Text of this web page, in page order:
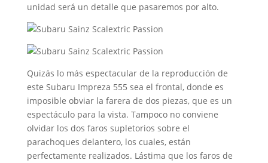
unidad será un detalle que pasaremos por alto.
Quizás lo más espectacular de la reproducción de
este Subaru Impreza 555 sea el frontal, donde es
imposible obviar la farera de dos piezas, que es un
espectáculo para la vista. Tampoco no conviene
olvidar los dos faros supletorios sobre el
parachoques delantero, los cuales, están
perfectamente realizados. Lástima que los faros de